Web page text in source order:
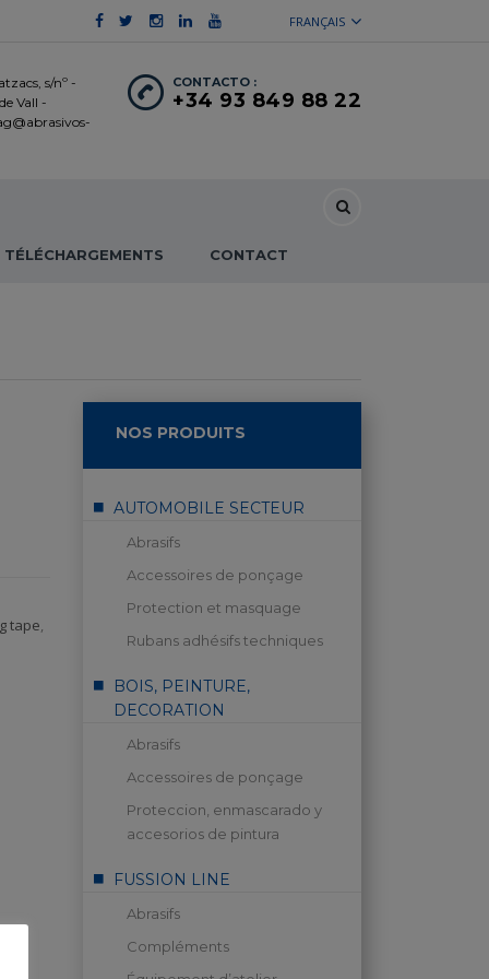
FRANÇAIS
CONTACTO :
+34 93 849 88 22
s/nº -
Vall -
TÉLÉCHARGEMENTS CONTACT
tape,
NOS PRODUITS
AUTOMOBILE SECTEUR
Abrasifs
Accessoires de ponçage
Protection et masquage
Rubans adhésifs techniques
BOIS, PEINTURE,
DECORATION
Abrasifs
Accessoires de ponçage
Proteccion, enmascarado y
accesorios de pintura
FUSSION LINE
Abrasifs
Compléments